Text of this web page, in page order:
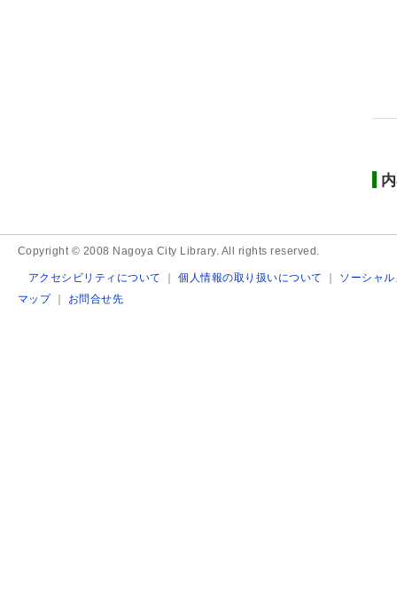
Copyright © 2008 Nagoya City Library. All rights reserved.
アクセシビリティについて ｜個人情報の取り扱いについて ｜ ソーシャ
マップ｜ お問合せ先